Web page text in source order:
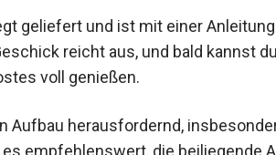
geliefert und ist mit einer
reicht aus, und bald kannst
voll genießen.
Aufbau herausfordernd,